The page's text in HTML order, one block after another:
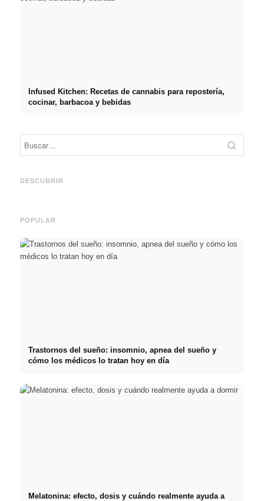
Infused Kitchen: Recetas de cannabis para repostería,
cocinar, barbacoa y bebidas
DESCUBRIR
Mehr Verkäufe durch gezieltes
POPULAR
Trastornos del sueño: insomnio, apnea del sueño y
cómo los médicos lo tratan hoy en día
Melatonina: efecto, dosis y cuándo realmente ayuda a